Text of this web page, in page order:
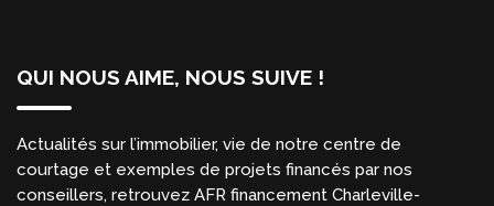
QUI NOUS AIME, NOUS SUIVE !
Actualités sur l’immobilier, vie de notre centre de
courtage et exemples de projets financés par nos
conseillers, retrouvez AFR financement Charleville-